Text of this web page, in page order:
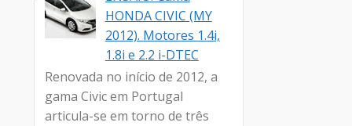
HONDA CIVIC (MY
2012). Motores 1.4i,
1.8i e 2.2 i-DTEC
Renovada no início de 2012, a
gama Civic em Portugal
articula-se em torno de três